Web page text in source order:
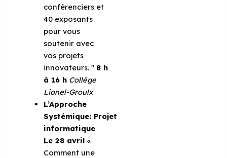
conférenciers et
40 exposants
pour vous
soutenir avec
vos projets
innovateurs. '' 8 h
à 16 h Collège
Lionel-Groulx
L’Approche
Systémique: Projet
informatique
Le 28 avril«
Comment une